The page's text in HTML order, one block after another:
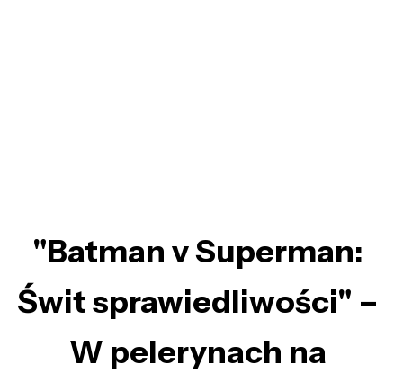
"Batman v Superman:
Świt sprawiedliwości" –
W pelerynach na